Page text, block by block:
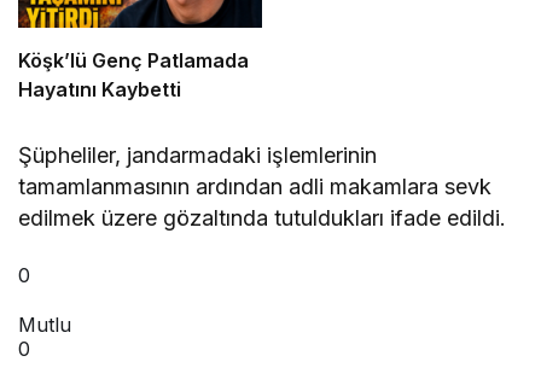
Köşk’lü Genç Patlamada
Hayatını Kaybetti
Şüpheliler, jandarmadaki işlemlerinin
tamamlanmasının ardından adli makamlara sevk
edilmek üzere gözaltında tutuldukları ifade edildi.
0
Mutlu
0